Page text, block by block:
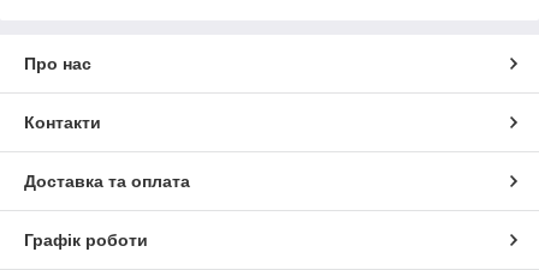
Про нас
Контакти
Доставка та оплата
Графік роботи